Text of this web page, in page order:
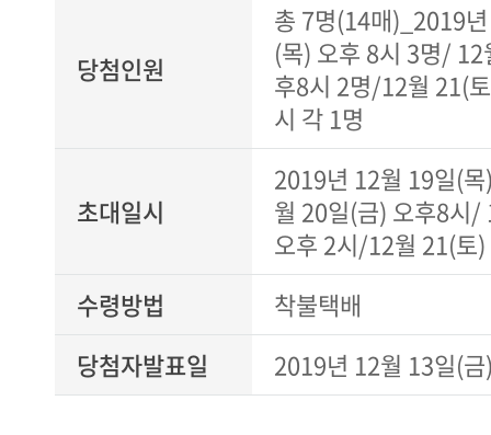
당첨인원
총 7명(14매)_2019
(목) 오후 8시 3명/
후8시 2명/12월 21(
시 각 1명
초대일시
2019년 12월 19일(
월 20일(금) 오후8시/
오후 2시/12월 21(토
수령방법
착불택배
당첨자발표일
2019년 12월 13일(